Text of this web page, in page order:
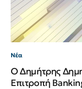
Νέα
Ο Δημήτρης
Επιτροπή